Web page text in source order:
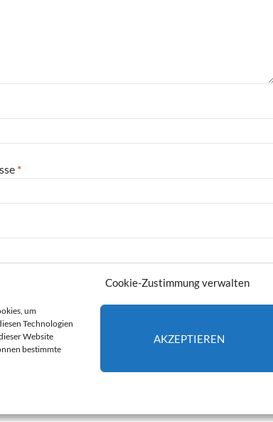
Cookie-Zustimmung verwalten
um
Technologien
Website
bestimmte
AKZEPTIEREN
*